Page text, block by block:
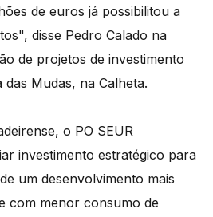
de euros já possibilitou a
disse Pedro Calado na
de projetos de investimento
Mudas, na Calheta.
o PO SEUR
investimento estratégico para
um desenvolvimento mais
com menor consumo de